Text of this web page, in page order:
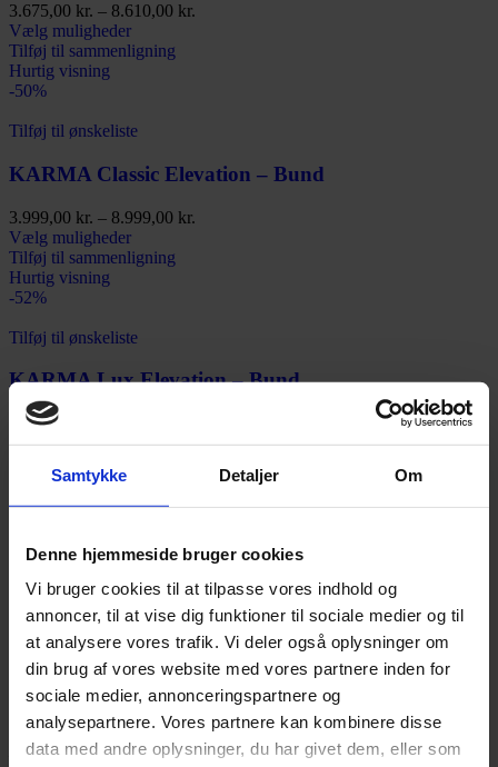
Samtykke Detaljer Om
Denne hjemmeside bruger cookies
Vi bruger cookies til at tilpasse vores indhold og
annoncer, til at vise dig funktioner til sociale medier og til
at analysere vores trafik. Vi deler også oplysninger om
din brug af vores website med vores partnere inden for
sociale medier, annonceringspartnere og
analysepartnere. Vores partnere kan kombinere disse
data med andre oplysninger, du har givet dem, eller som
3.675,00 kr. – 8.610,00 kr.
Vælg muligheder
Tilføj til sammenligning
Hurtig visning
-50%
Tilføj til ønskeliste
KARMA Classic Elevation – Bund
3.999,00 kr. – 8.999,00 kr.
Vælg muligheder
Tilføj til sammenligning
Hurtig visning
-52%
Tilføj til ønskeliste
KARMA Lux Elevation – Bund
5.499,00
Vælg muligheder
Hurtig visning
Sengeland – kvalitetssenge og komfort til dit
soveværelse
Sengen er hjemmets vigtigste møbel – den danner rammen om din
søvn, dit helbred og din hverdag. Hos Sengeland har vi specialiseret
os i komfort og kvalitet. I vores online butik finder du et bredt
udvalg af senge, madrasser, topmadrasser og tilbehør, der gør dit
soveværelse både funktionelt og indbydende. Uanset om du er på
udkig efter en kontinentalseng, en justerbar elevationsseng eller en
enkel boxmadras, har vi modeller i både standardmål og specialmål
– så du får præcis den løsning, der passer til dig og dit rum.